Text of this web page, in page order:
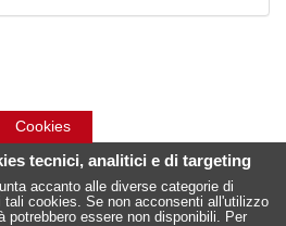
Cookies
tecnici, analitici e di targeting
accanto alle diverse categorie di
tali cookies. Se non acconsenti all'utilizzo
potrebbero essere non disponibili. Per